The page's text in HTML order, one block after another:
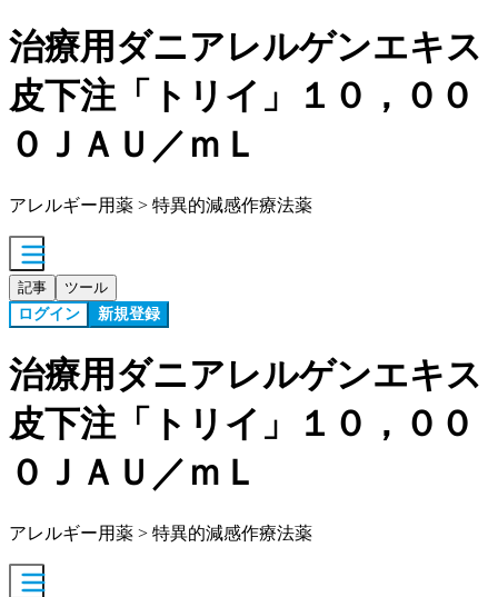
治療用ダニアレルゲンエキス
皮下注「トリイ」１０，００
０ＪＡＵ／ｍＬ
アレルギー用薬 > 特異的減感作療法薬
記事 ツール
ログイン 新規登録
治療用ダニアレルゲンエキス
皮下注「トリイ」１０，００
０ＪＡＵ／ｍＬ
アレルギー用薬 > 特異的減感作療法薬